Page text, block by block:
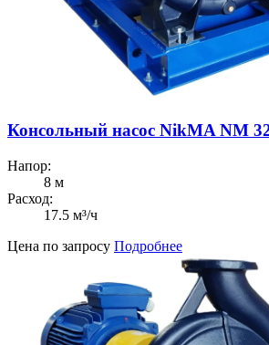
Консольный насос NikMA NM
Напор:
8 м
Расход:
17.5 м³/ч
Цена по запросу Подробнее